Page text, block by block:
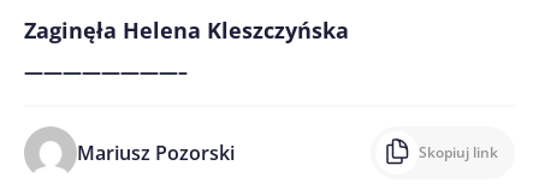
Zaginęła Helena Kleszczyńska
————————–
Mariusz Pozorski Skopiuj link